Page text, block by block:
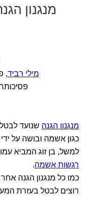
מנגנון
מילי רביד,
מנגנון הגנה שנועד
כגון אשמה ובושה על
למשל, בן זוג המביא
רגשות אשמה.
כמו כל מנגנון הגנה
רוצים לבטל בעזרת